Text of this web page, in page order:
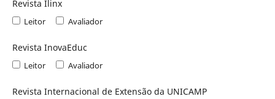
Revista Ilinx
Leitor Avaliador
Revista InovaEduc
Leitor Avaliador
Revista Internacional de Extensão da UNICAMP